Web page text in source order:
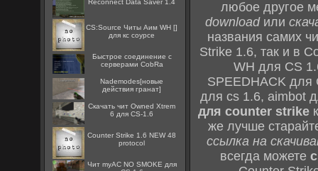
Reconnect Data Saver 1.4
CS:Source Читы Аим WH []
для кс соурсе
Быстрое соединение с
серверами CobRa
Nademodes[новые
действия гранат]
Скачать чит Owned Xtrem
6 для CS-1.6
Counter Strike 1.6 NEW 48
protocol
Чит myAC NO SMOKE для
любое другое
downloadили
названия самих
Strike 1.6, так и в
WH для CS
SPEEDHACK для
для cs 1.6, aimbot
для counter strike
же лучше
ссылка на
всегда можете